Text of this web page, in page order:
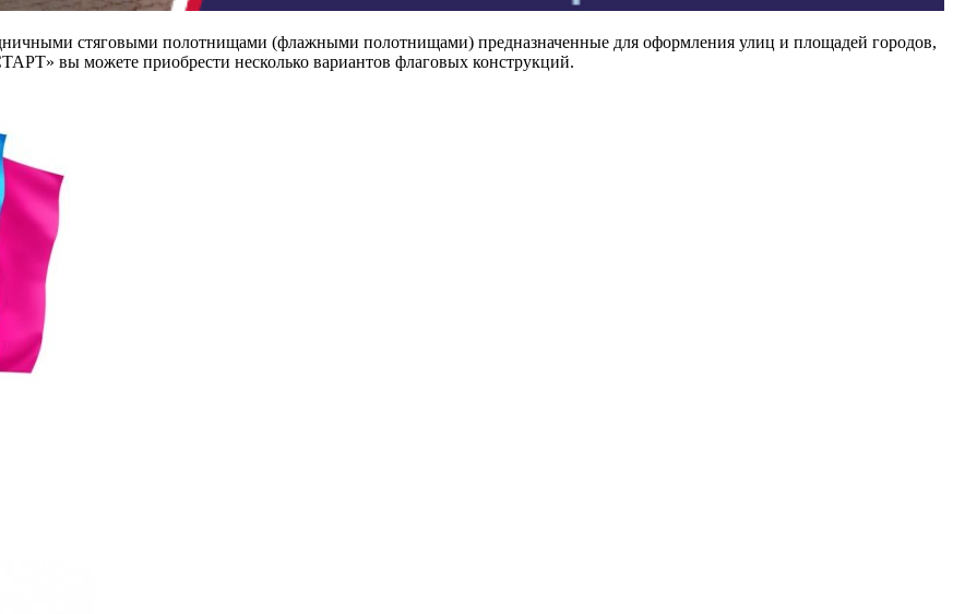
стяговыми полотнищами (флажными полотнищами) предназначенные для оформления улиц и площадей городов,
вы можете приобрести несколько вариантов флаговых конструкций.